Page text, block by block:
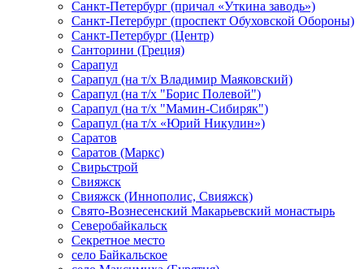
Санкт-Петербург (причал «Уткина заводь»)
Санкт-Петербург (проспект Обуховской Обороны)
Санкт-Петербург (Центр)
Санторини (Греция)
Сарапул
Сарапул (на т/х Владимир Маяковский)
Сарапул (на т/х "Борис Полевой")
Сарапул (на т/х "Мамин-Сибиряк")
Сарапул (на т/х «Юрий Никулин»)
Саратов
Саратов (Маркс)
Свирьстрой
Свияжск
Свияжск (Иннополис, Свияжск)
Свято-Вознесенский Макарьевский монастырь
Северобайкальск
Секретное место
село Байкальское